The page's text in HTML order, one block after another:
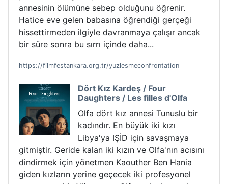
annesinin ölümüne sebep olduğunu öğrenir.
Hatice eve gelen babasına öğrendiği gerçeği
hissettirmeden ilgiyle davranmaya çalışır ancak
bir süre sonra bu sırrı içinde daha...
https://filmfestankara.org.tr/yuzlesmeconfrontation
Dört Kız Kardeş / Four
Daughters / Les filles d'Olfa
Olfa dört kız annesi Tunuslu bir
kadındır. En büyük iki kızı
Libya'ya IŞİD için savaşmaya
gitmiştir. Geride kalan iki kızın ve Olfa'nın acısını
dindirmek için yönetmen Kaouther Ben Hania
giden kızların yerine geçecek iki profesyonel